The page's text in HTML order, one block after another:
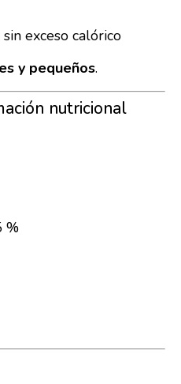
exceso calórico
y pequeños.
nutricional
%